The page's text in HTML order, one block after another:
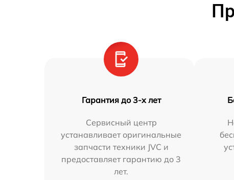
Гарантия до 3-х лет
Сервисный центр
устанавливает оригинальные
запчасти техники JVC и
предоставляет гарантию до 3
лет.